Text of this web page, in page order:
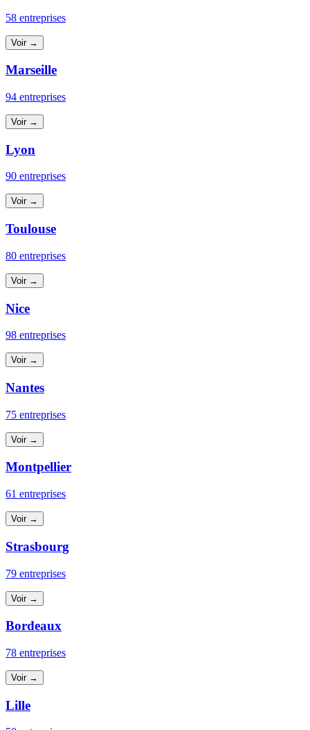
58 entreprises
Voir →
Marseille
94 entreprises
Voir →
Lyon
90 entreprises
Voir →
Toulouse
80 entreprises
Voir →
Nice
98 entreprises
Voir →
Nantes
75 entreprises
Voir →
Montpellier
61 entreprises
Voir →
Strasbourg
79 entreprises
Voir →
Bordeaux
78 entreprises
Voir →
Lille